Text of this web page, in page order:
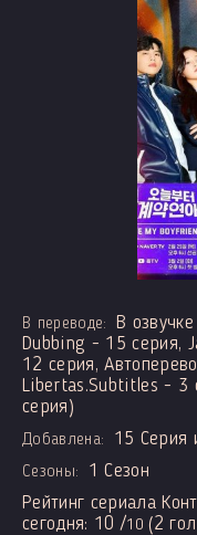
В переводе:
В
Dubbing - 15 серия,
12 серия,
Libertas.Subtitles - 3
серия)
Добавлена: 15 Серия
Сезоны:
1 Сезон
Рейтинг сериала
сегодня: 10 /10 (2